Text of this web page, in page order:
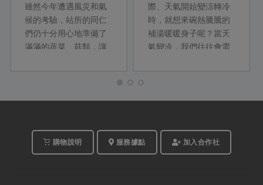
雖然今年遭遇風災和氣
候的考驗，站所的同仁
們仍十分用心地準備了
滿滿的蔬菜、菇類，讓
嘆著合作社當季好食材
的Yuki老師，以她嫻熟
富學問吧！
際、天氣開始變涼轉冷
時，就想來碗熱騰騰的
補湯暖暖身子呢？當天
氣變冷，我們往往會需
對抗寒冷。要儲備冬天
冬開始進補，本篇介紹
設計成料理給大家參
考。
購物說明 服務據點 加入合作社